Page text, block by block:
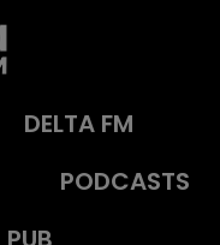
DELTA FM
PODCASTS